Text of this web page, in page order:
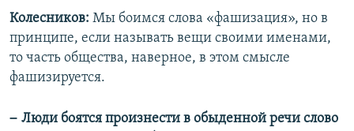
Колесников: Мы боимся слова «фашизация», но в
принципе, если называть вещи своими именами,
то часть общества, наверное, в этом смысле
фашизируется.
– Люди боятся произнести в обыденной речи слово